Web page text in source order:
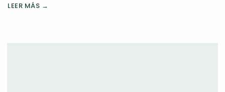
LEER MÁS →